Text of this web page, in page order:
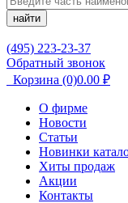
найти
(495) 223-23-37
Обратный звонок
Корзина (0)0.00 ₽
О фирме
Новости
Статьи
Новинки
Хиты продаж
Акции
Контакты